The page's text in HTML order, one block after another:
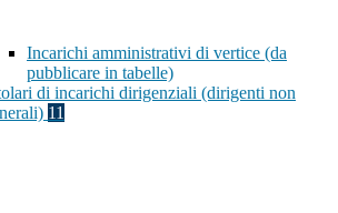
Incarichi amministrativi di vertice (da
pubblicare in tabelle)
di incarichi dirigenziali (dirigenti non
11